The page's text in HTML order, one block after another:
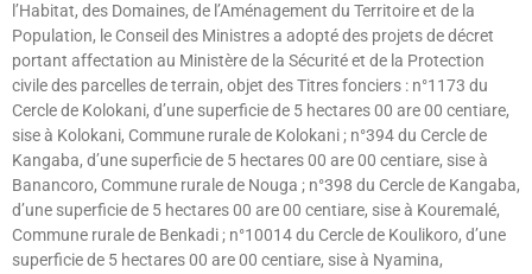
l’Habitat, des Domaines, de l’Aménagement du Territoire et de la
Population, le Conseil des Ministres a adopté des projets de décret
portant affectation au Ministère de la Sécurité et de la Protection
civile des parcelles de terrain, objet des Titres fonciers : n°1173 du
Cercle de Kolokani, d’une superficie de 5 hectares 00 are 00 centiare,
sise à Kolokani, Commune rurale de Kolokani ; n°394 du Cercle de
Kangaba, d’une superficie de 5 hectares 00 are 00 centiare, sise à
Banancoro, Commune rurale de Nouga ; n°398 du Cercle de Kangaba,
d’une superficie de 5 hectares 00 are 00 centiare, sise à Kouremalé,
Commune rurale de Benkadi ; n°10014 du Cercle de Koulikoro, d’une
superficie de 5 hectares 00 are 00 centiare, sise à Nyamina,